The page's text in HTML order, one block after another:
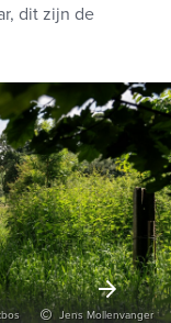
Jens Mollenvanger
dit zijn de